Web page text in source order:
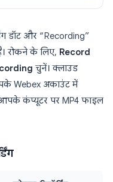
डॉट और “Recording”
रोकने के लिए, Record
चुनें। क्लाउड
Webex अकाउंट में
आपके कंप्यूटर पर MP4 फाइल